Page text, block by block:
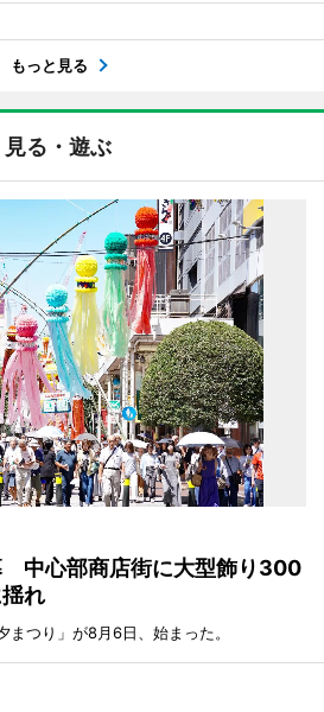
もっと見る
見る・遊ぶ
中心部商店街に大型飾り300
れ
つり」が8月6日、始まった。